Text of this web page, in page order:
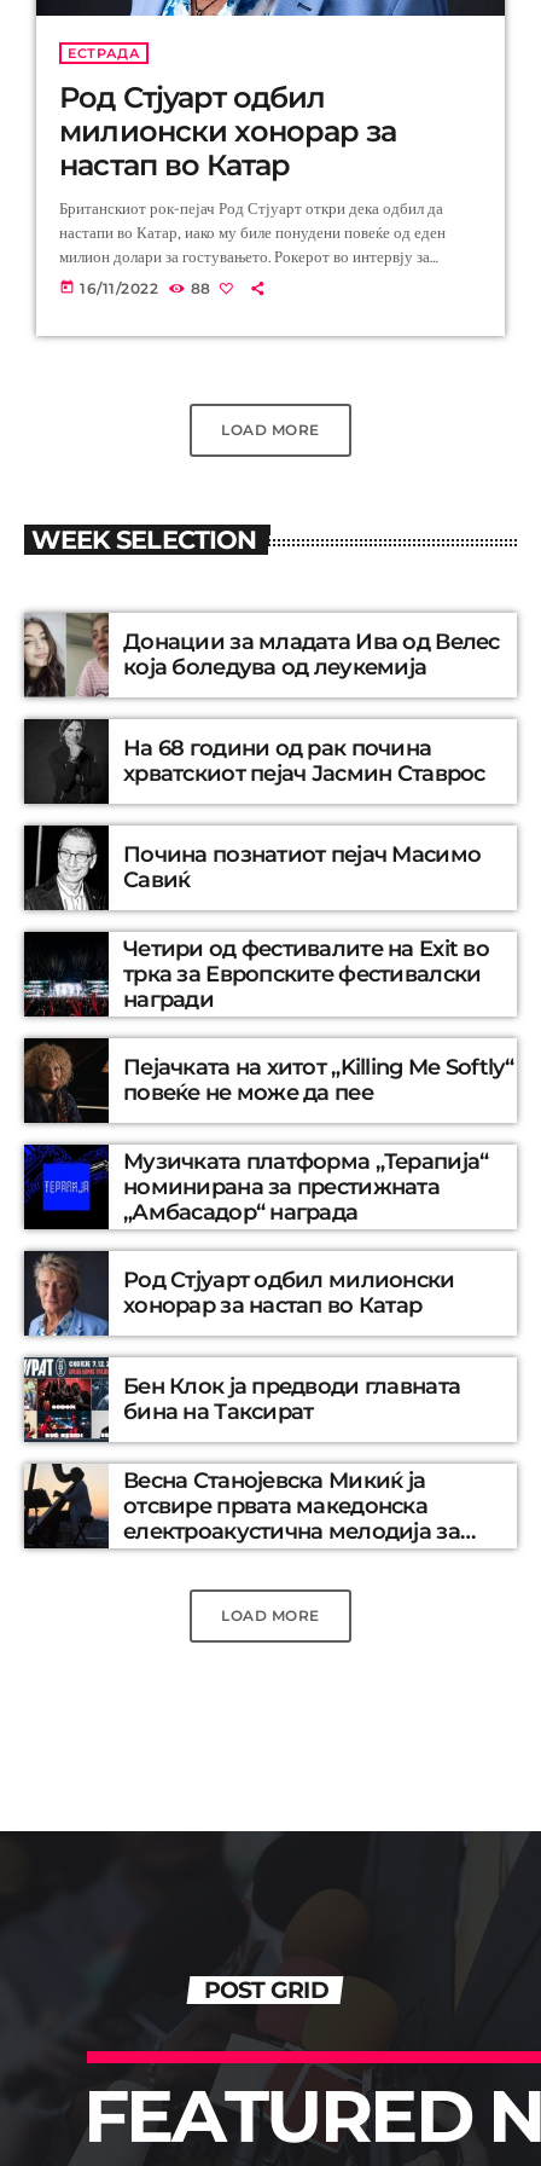
ЕСТРАДА
Род Стјуарт одбил
милионски хонорар за
настап во Катар
Британскиот рок-пејач Род Стјуарт откри дека одбил да
настапи во Катар, иако му биле понудени повеќе од еден
милион долари за гостувањето. Рокерот во интервју за
„Сандеј тајмс“ (The Sunday Times) говореше за
today 16/11/2022 88
LOAD MORE
WEEK SELECTION
Донации за младата Ива од Велес
која боледува од леукемија
На 68 години од рак почина
хрватскиот пејач Јасмин Ставрос
Почина познатиот пејач Масимо
Савиќ
Четири од фестивалите на Exit во
трка за Европските фестивалски
награди
Пејачката на хитот „Killing Me Softly“
повеќе не може да пее
Музичката платформа „Терапија“
номинирана за престижната
„Амбасадор“ награда
Род Стјуарт одбил милионски
хонорар за настап во Катар
Бен Клок ја предводи главната
бина на Таксират
Весна Станојевска Микиќ ја
отсвире првата македонска
електроакустична мелодија за
соло харфа
LOAD MORE
POST GRID
FEATURED